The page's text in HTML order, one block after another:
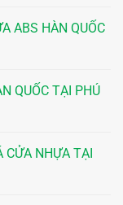
ABS HÀN QUỐC
QUỐC TẠI PHÚ
CỬA NHỰA TẠI